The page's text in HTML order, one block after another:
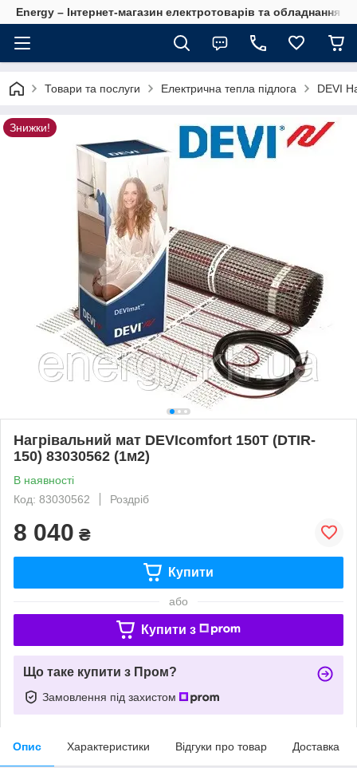
Energy – Інтернет-магазин електротоварів та обладнання
Товари та послуги Електрична тепла підлога DEVI
Знижки!
Нагрівальний мат DEVIcomfort 150T (DTIR-
150) 83030562 (1м2)
В наявності
Код: 83030562
Роздріб
8 040 ₴
Купити
або
Купити з
Що таке купити з Пром?
Замовлення під захистом
Опис Характеристики Відгуки про товар Доставка